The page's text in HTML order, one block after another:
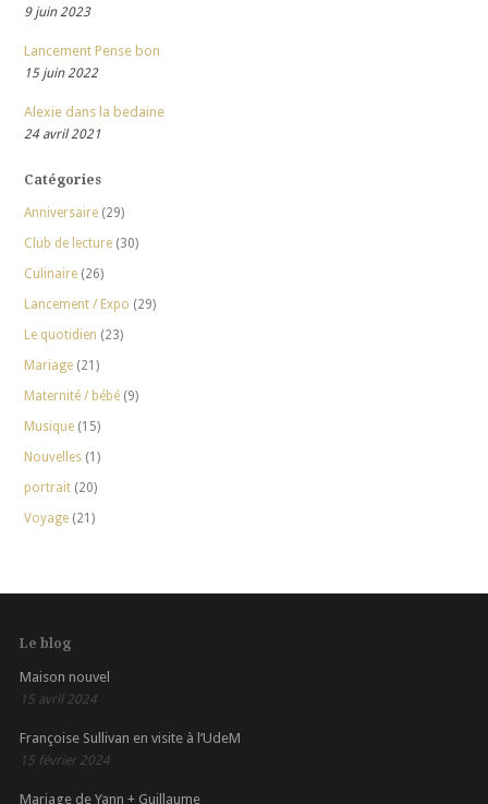
9 juin 2023
Lancement Pense bon
15 juin 2022
Alexie dans la bedaine
24 avril 2021
Catégories
Anniversaire(29)
Club de lecture(30)
Culinaire(26)
Lancement / Expo (29)
Le quotidien (23)
Mariage(21)
Maternité / bébé(9)
Musique(15)
Nouvelles(1)
portrait(20)
Voyage(21)
Le blog
Maison nouvel
15 avril 2024
Françoise Sullivan en visite à l’UdeM
15 février 2024
Mariage de Yann + Guillaume